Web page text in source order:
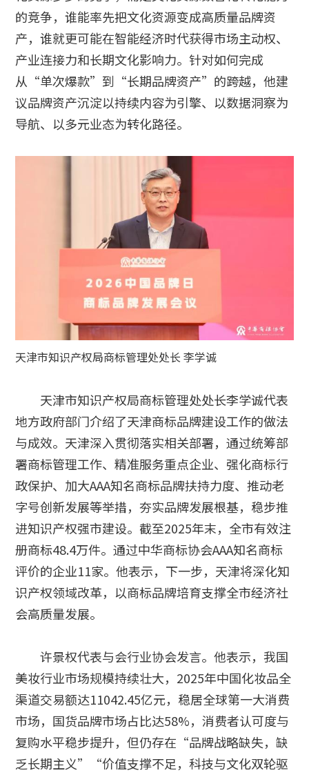
的竞争，谁能率先把文化资源变成高质量品牌资
产，谁就更可能在智能经济时代获得市场主动权、
产业连接力和长期文化影响力。针对如何完成
从“单次爆款”到“长期品牌资产”的跨越，他建
议品牌资产沉淀以持续内容为引擎、以数据洞察为
导航、以多元业态为转化路径。
天津市知识产权局商标管理处处长 李学诚
天津市知识产权局商标管理处处长李学诚代表
地方政府部门介绍了天津商标品牌建设工作的做法
与成效。天津深入贯彻落实相关部署，通过统筹部
署商标管理工作、精准服务重点企业、强化商标行
政保护、加大AAA知名商标品牌扶持力度、推动老
字号创新发展等举措，夯实品牌发展根基，稳步推
进知识产权强市建设。截至2025年末，全市有效注
册商标48.4万件。通过中华商标协会AAA知名商标
评价的企业11家。他表示，下一步，天津将深化知
识产权领域改革，以商标品牌培育支撑全市经济社
会高质量发展。
许景权代表与会行业协会发言。他表示，我国
美妆行业市场规模持续壮大，2025年中国化妆品全
渠道交易额达11042.45亿元，稳居全球第一大消费
市场，国货品牌市场占比达58%，消费者认可度与
复购水平稳步提升，但仍存在“品牌战略缺失，缺
乏长期主义”“价值支撑不足，科技与文化双轮驱